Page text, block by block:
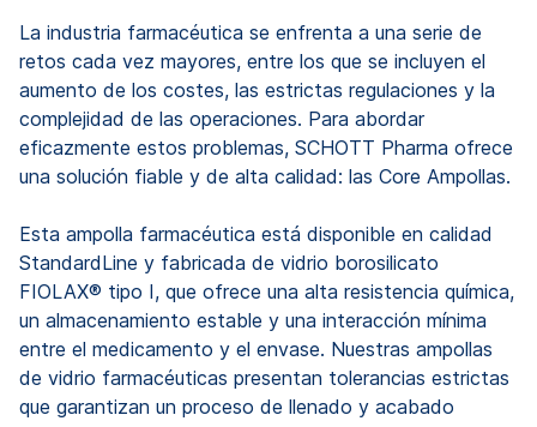
La industria farmacéutica se enfrenta a una serie de
retos cada vez mayores, entre los que se incluyen el
aumento de los costes, las estrictas regulaciones y la
complejidad de las operaciones. Para abordar
eficazmente estos problemas, SCHOTT Pharma ofrece
una solución fiable y de alta calidad: las Core Ampollas.
Esta ampolla farmacéutica está disponible en calidad
StandardLine y fabricada de vidrio borosilicato
FIOLAX® tipo I, que ofrece una alta resistencia química,
un almacenamiento estable y una interacción mínima
entre el medicamento y el envase. Nuestras ampollas
de vidrio farmacéuticas presentan tolerancias estrictas
que garantizan un proceso de llenado y acabado